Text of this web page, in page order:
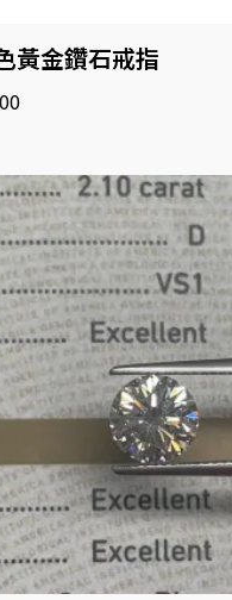
黃金鑽石戒指